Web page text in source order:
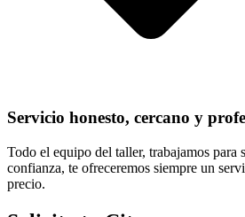
Servicio honesto, cercano y
Todo el equipo del taller, trabajamos para
confianza, te ofreceremos siempre un
precio.